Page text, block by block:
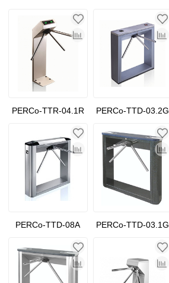
PERCo-TTR-04.1R PERCo-TTD-03.2G
PERCo-TTD-08A PERCo-TTD-03.1G